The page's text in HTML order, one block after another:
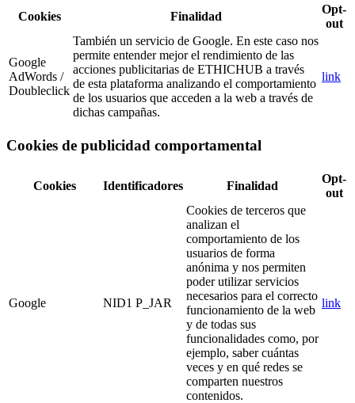
Cookies Finalidad
Opt-
out
Google
AdWords /
Doubleclick
También un servicio de Google. En este caso nos
permite entender mejor el rendimiento de las
acciones publicitarias de ETHICHUB a través
de esta plataforma analizando el comportamiento
de los usuarios que acceden a la web a través de
dichas campañas.
link
Cookies de publicidad comportamental
Cookies Identificadores Finalidad
Opt-
out
Google NID1 P_JAR
Cookies de terceros que
analizan el
comportamiento de los
usuarios de forma
anónima y nos permiten
poder utilizar servicios
necesarios para el correcto
funcionamiento de la web
y de todas sus
funcionalidades como, por
ejemplo, saber cuántas
veces y en qué redes se
comparten nuestros
contenidos.
link